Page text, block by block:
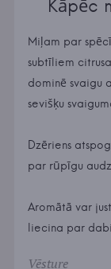
Kāpēc
Miļam par
subtīliem
dominē svaigu
sevišķu
Dzēriens
par rūpīgu
Aromātā var
liecina par
Vēsture